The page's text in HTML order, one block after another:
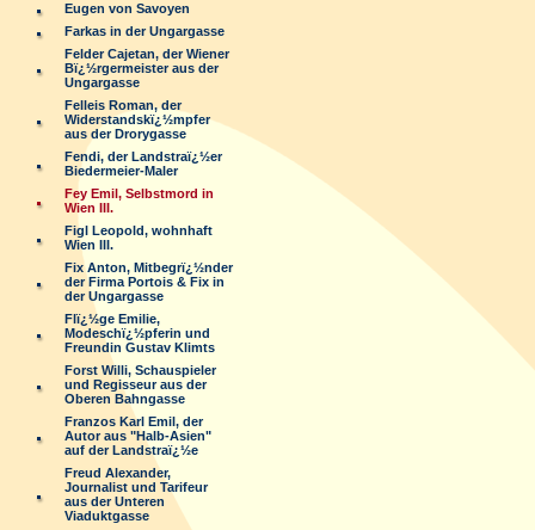
Eugen von Savoyen
Farkas in der Ungargasse
Felder Cajetan, der Wiener
Bï¿½rgermeister aus der
Ungargasse
Felleis Roman, der
Widerstandskï¿½mpfer
aus der Drorygasse
Fendi, der Landstraï¿½er
Biedermeier-Maler
Fey Emil, Selbstmord in
Wien III.
Figl Leopold, wohnhaft
Wien III.
Fix Anton, Mitbegrï¿½nder
der Firma Portois & Fix in
der Ungargasse
Flï¿½ge Emilie,
Modeschï¿½pferin und
Freundin Gustav Klimts
Forst Willi, Schauspieler
und Regisseur aus der
Oberen Bahngasse
Franzos Karl Emil, der
Autor aus "Halb-Asien"
auf der Landstraï¿½e
Freud Alexander,
Journalist und Tarifeur
aus der Unteren
Viaduktgasse